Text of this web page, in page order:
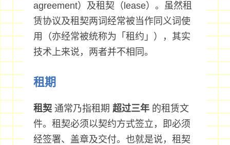
agreement）及租契（lease）。虽然租
赁协议及租契两词经常被当作同义词使
用（亦经常被统称为「租约」），其实
技术上来说，两者并不相同。
租期
租契通常乃指租期 超过三年的租赁文
件。租契必须以契约方式签立，即必须
经签署、盖章及交付。也就是说，租契